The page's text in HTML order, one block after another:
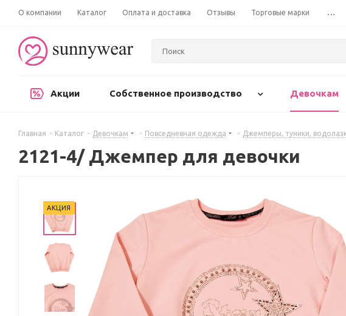
О компании Каталог Оплата и доставка Отзывы Торговые марки ...
Акции Собственное производство Девочкам
Главная - Каталог - Девочкам - Повседневная одежда - Джемперы, туники,
2121-4/ Джемпер для девочки
АКЦИЯ